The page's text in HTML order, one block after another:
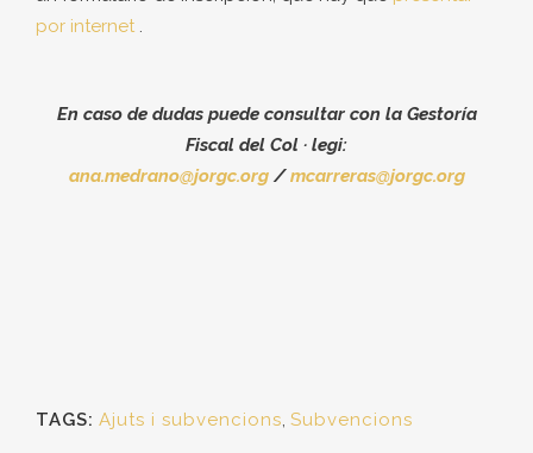
por internet.
En caso de dudas puede consultar con la Gestoría
Fiscal del Col · legi:
ana.medrano@jorgc.org/mcarreras@jorgc.org
TAGS: Ajuts i subvencions, Subvencions